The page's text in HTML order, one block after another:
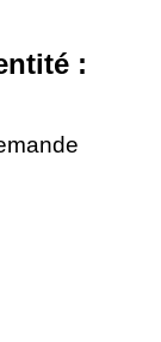
: